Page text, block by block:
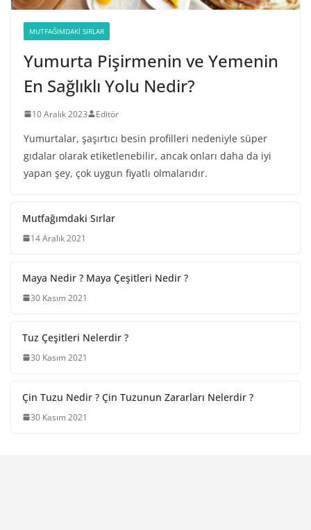
MUTFAĞIMDAKI SIRLAR
Yumurta Pişirmenin ve Yemenin
En Sağlıklı Yolu Nedir?
10 Aralık 2023 Editör
Yumurtalar, şaşırtıcı besin profilleri nedeniyle süper
gıdalar olarak etiketlenebilir, ancak onları daha da iyi
yapan şey, çok uygun fiyatlı olmalarıdır.
Mutfağımdaki Sırlar
14 Aralık 2021
Maya Nedir ? Maya Çeşitleri Nedir ?
30 Kasım 2021
Tuz Çeşitleri Nelerdir ?
30 Kasım 2021
Çin Tuzu Nedir ? Çin Tuzunun Zararları Nelerdir ?
30 Kasım 2021